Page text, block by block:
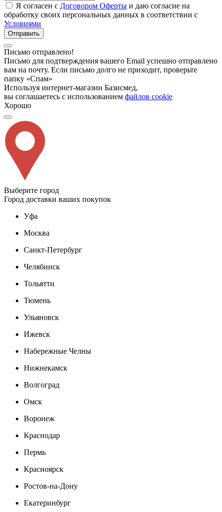
Я согласен с Договором Оферты и даю согласие на
обработку своих персональных данных в соответствии с
Условиями
Отправить
Письмо отправлено!
Письмо для подтверждения вашего Email успешно отправлено
вам на почту. Если письмо долго не приходит, проверьте
папку «Спам»
Используя интернет-магазин Базисмед,
вы соглашаетесь с использованием файлов cookie
Хорошо
Выберите город
Город доставки ваших покупок
Уфа
Москва
Санкт-Петербург
Челябинск
Тольятти
Тюмень
Ульяновск
Ижевск
Набережные Челны
Нижнекамск
Волгоград
Омск
Воронеж
Краснодар
Пермь
Красноярск
Ростов-на-Дону
Екатеринбург